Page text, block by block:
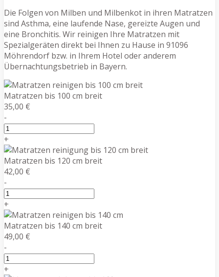
Die Folgen von Milben und Milbenkot in ihren Matratzen
sind Asthma, eine laufende Nase, gereizte Augen und
eine Bronchitis. Wir reinigen Ihre Matratzen mit
Spezialgeräten direkt bei Ihnen zu Hause in 91096
Möhrendorf bzw. in Ihrem Hotel oder anderem
Übernachtungsbetrieb in Bayern.
Matratzen bis 100 cm breit
35,00 €
-
+
Matratzen bis 120 cm breit
42,00 €
-
+
Matratzen bis 140 cm breit
49,00 €
-
+